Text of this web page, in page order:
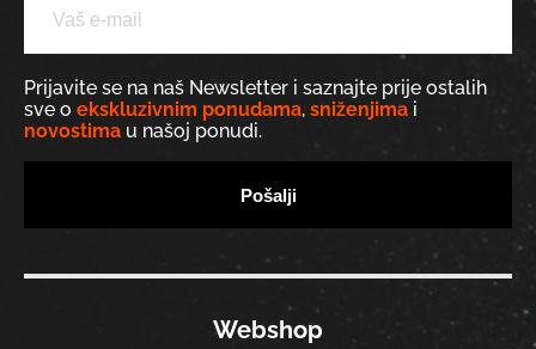
Prijavite se na naš Newsletter i saznajte prije ostalih
sve o ekskluzivnim ponudama, sniženjima i
novostima u našoj ponudi.
Webshop